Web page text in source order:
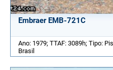
Embraer EMB-721C
Ano: 1979; TTAF: 3089h; Tipo:
Brasil